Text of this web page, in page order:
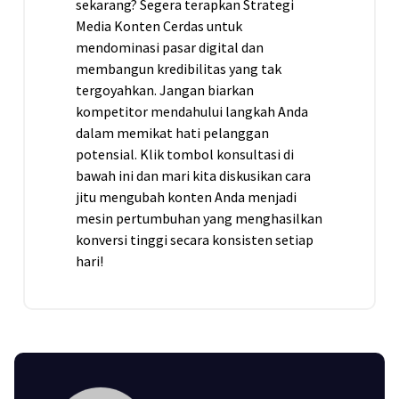
sekarang? Segera terapkan Strategi
Media Konten Cerdas untuk
mendominasi pasar digital dan
membangun kredibilitas yang tak
tergoyahkan. Jangan biarkan
kompetitor mendahului langkah Anda
dalam memikat hati pelanggan
potensial. Klik tombol konsultasi di
bawah ini dan mari kita diskusikan cara
jitu mengubah konten Anda menjadi
mesin pertumbuhan yang menghasilkan
konversi tinggi secara konsisten setiap
hari!